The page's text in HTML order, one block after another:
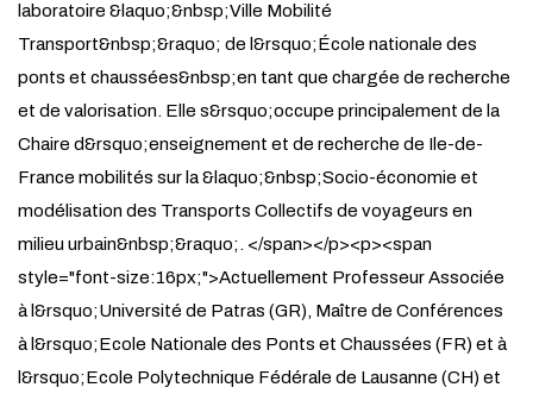
laboratoire &laquo;&nbsp;Ville Mobilité
Transport&nbsp;&raquo; de l&rsquo;École nationale des
ponts et chaussées&nbsp;en tant que chargée de recherche
et de valorisation. Elle s&rsquo;occupe principalement de la
Chaire d&rsquo;enseignement et de recherche de Ile-de-
France mobilités sur la &laquo;&nbsp;Socio-économie et
modélisation des Transports Collectifs de voyageurs en
milieu urbain&nbsp;&raquo;. </span></p><p><span
style="font-size:16px;">Actuellement Professeur Associée
à l&rsquo;Université de Patras (GR), Maître de Conférences
à l&rsquo;Ecole Nationale des Ponts et Chaussées (FR) et à
l&rsquo;Ecole Polytechnique Fédérale de Lausanne (CH) et